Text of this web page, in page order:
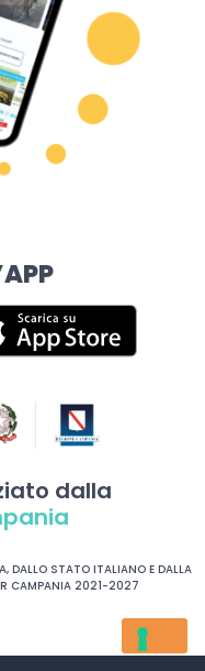
dalla
DALLO STATO ITALIANO E DALLA
CAMPANIA 2021-2027